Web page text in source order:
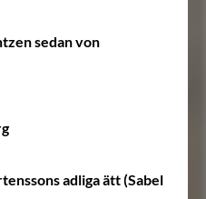
sedan von
adliga ätt (Sabel